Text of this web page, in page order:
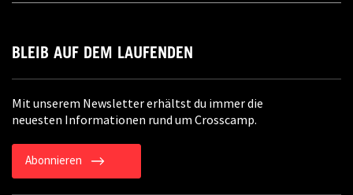
BLEIB AUF DEM LAUFENDEN
Mit unserem Newsletter erhältst du immer die
neuesten Informationen rund um Crosscamp.
Abonnieren